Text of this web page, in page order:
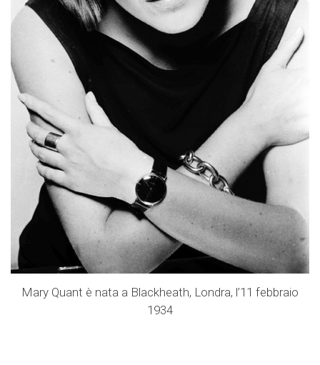
Mary Quant è nata a Blackheath, Londra, l’11 febbraio
1934